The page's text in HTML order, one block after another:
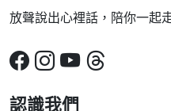
放聲說出心裡話，陪你一起
認識我們